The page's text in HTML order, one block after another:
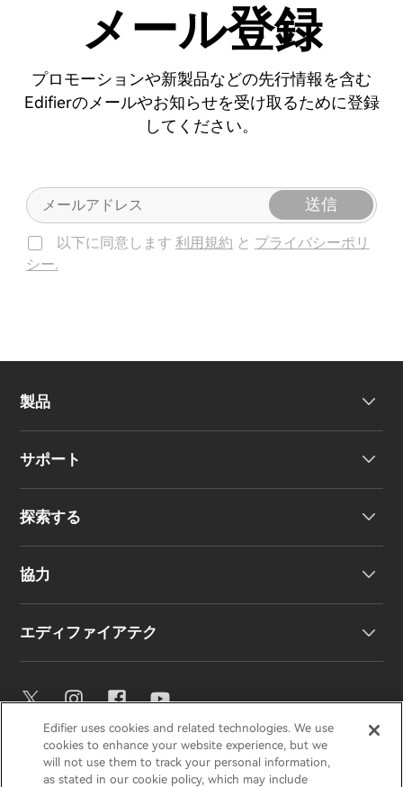
メール登録
プロモーションや新製品などの先行情報を含む
Edifierのメールやお知らせを受け取るために登録
してください。
送信
以下に同意します 利用規約 と プライバシーポリ
シー.
製品
サポート
お問い合わせ
探索する
協力
販売代理店になる
エディファイアテク
イコライザー設定
Snapdragon Sound™
EDIFIERAIRPULSESTAXHECATE
Edifier uses cookies and related technologies. We use
cookies to enhance your website experience, but we
will not use them to track your personal information,
as stated in our cookie policy, which may include